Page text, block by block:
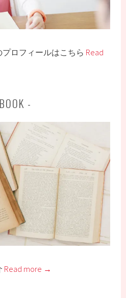
ロフィールはこちら Read
BOOK
Read more →